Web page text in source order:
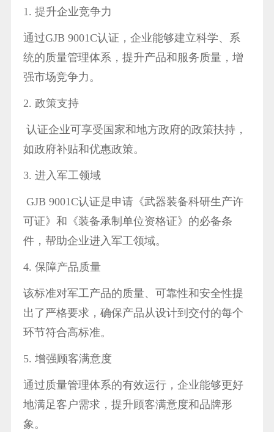
1. 提升企业竞争力
通过GJB 9001C认证，企业能够建立科学、系
统的质量管理体系，提升产品和服务质量，增
强市场竞争力。
2. 政策支持
认证企业可享受国家和地方政府的政策扶持，
如政府补贴和优惠政策。
3. 进入军工领域
GJB 9001C认证是申请《武器装备科研生产许
可证》和《装备承制单位资格证》的必备条
件，帮助企业进入军工领域。
4. 保障产品质量
该标准对军工产品的质量、可靠性和安全性提
出了严格要求，确保产品从设计到交付的每个
环节符合高标准。
5. 增强顾客满意度
通过质量管理体系的有效运行，企业能够更好
地满足客户需求，提升顾客满意度和品牌形
象。